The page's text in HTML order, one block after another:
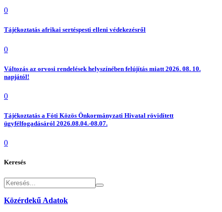
0
Tájékoztatás afrikai sertéspesti elleni védekezésről
0
Változás az orvosi rendelések helyszínében felújítás miatt 2026. 08. 10.
napjától!
0
Tájékoztatás a Fóti Közös Önkormányzati Hivatal rövidített
ügyfélfogadásáról 2026.08.04.-08.07.
0
Keresés
Közérdekű Adatok